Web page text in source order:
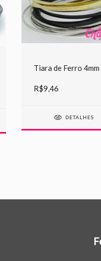
Tiara de Ferro 4mm
R$9,46
DETALHES